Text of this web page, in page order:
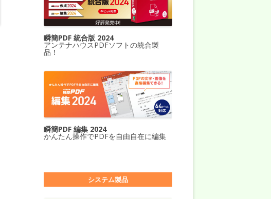
瞬簡PDF 統合版 2024
アンテナハウスPDFソフトの統合製
品！
瞬簡PDF 編集 2024
かんたん操作でPDFを自由自在に編集
システム製品